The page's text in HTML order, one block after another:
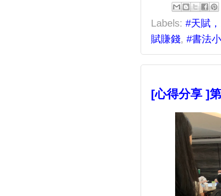
Labels: #天賦
賦賺錢, #書法
[心得分享 ]